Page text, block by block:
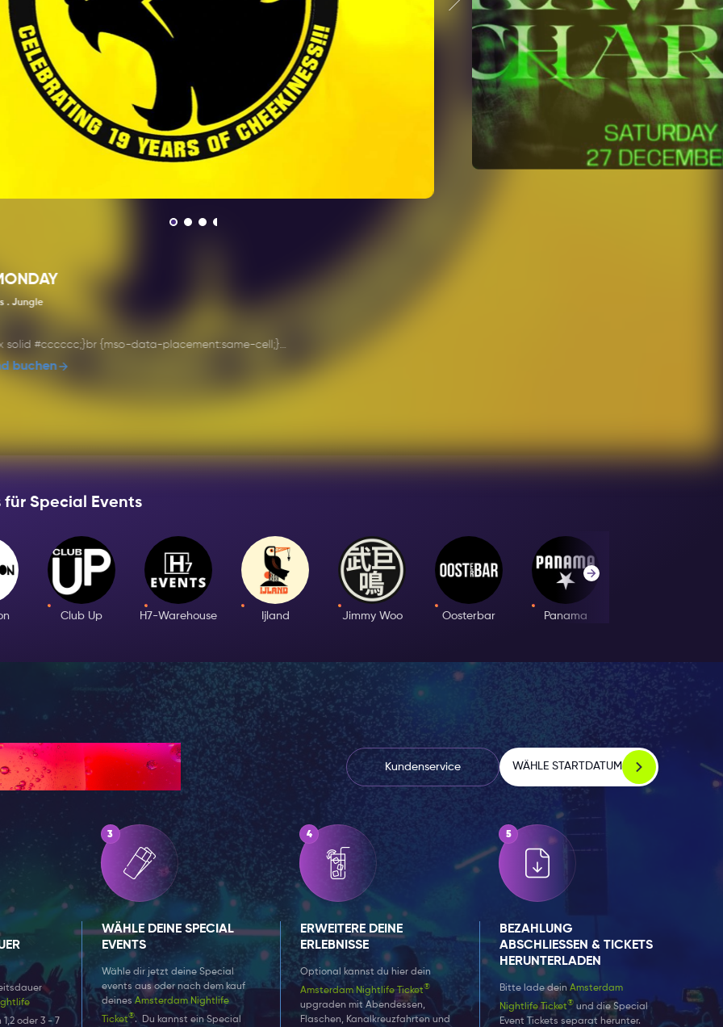
. Jungle
solid #cccccc;}br {mso-data-placement:same-cell;}
aus schnellen Rhythmen, schweren Basslinien und pulsierenden Klängen, die von
sich im Herzen von Amsterdam befindet, ist einer der bekanntesten Kulturorte
solid #cccccc;}br {mso-data-placement:same-cell;}
Bass. JungleLine-up: Melkweg ResidenceDresscode: Smart Casual Alter:
Sie werden auf die Gästeliste für dieses besondere Event gesetzt, indem
mit Ihrem Amsterdam Nightlife Ticket auswählen. Sie können pro Tag ein
ohne zusätzliche Kosten wählen.
buchen
Special Events
Club Up H7-Warehouse Ijland Jimmy Woo Oosterbar Panama
Kundenservice WÄHLE STARTDATUM
oder 3 - 7
WÄHLE DEINE SPECIAL
EVENTS
Wähle dir jetzt deine Special
events aus oder nach dem kauf
deines Amsterdam Nightlife
Ticket®.
Du kannst ein Special
ERWEITERE DEINE
ERLEBNISSE
Optional kannst du hier dein
Amsterdam Nightlife Ticket®
upgraden mit Abendessen,
Flaschen, Kanalkreuzfahrten und
BEZAHLUNG
ABSCHLIESSEN & TICKETS H
ERUNTERLADEN
Bitte lade deinAmsterdam
Nightlife Ticket® und die Special
Event Tickets separat herunter.